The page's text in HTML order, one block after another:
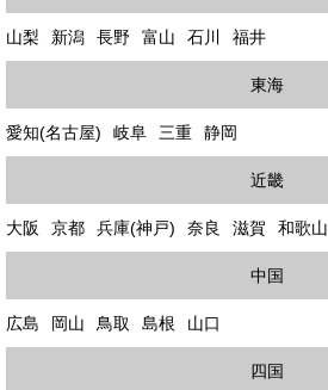
山梨 新潟 長野 富山 石川 福井
東海
愛知(名古屋) 岐阜 三重 静岡
近畿
大阪 京都 兵庫(神戸) 奈良 滋賀 和歌山
中国
広島 岡山 鳥取 島根 山口
四国